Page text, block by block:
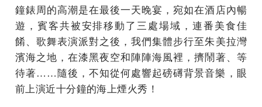
鐘錶周的高潮是在最後一天晚宴，宛如在酒店內暢
遊，賓客共被安排移動了三處場域，連番美食佳
餚、歌舞表演派對之後，我們集體步行至朱美拉灣
濱海之地，在漆黑夜空和陣陣海風裡，擠鬧著、等
待著……隨後，不知從何處響起磅礡背景音樂，眼
前上演近十分鐘的海上煙火秀！